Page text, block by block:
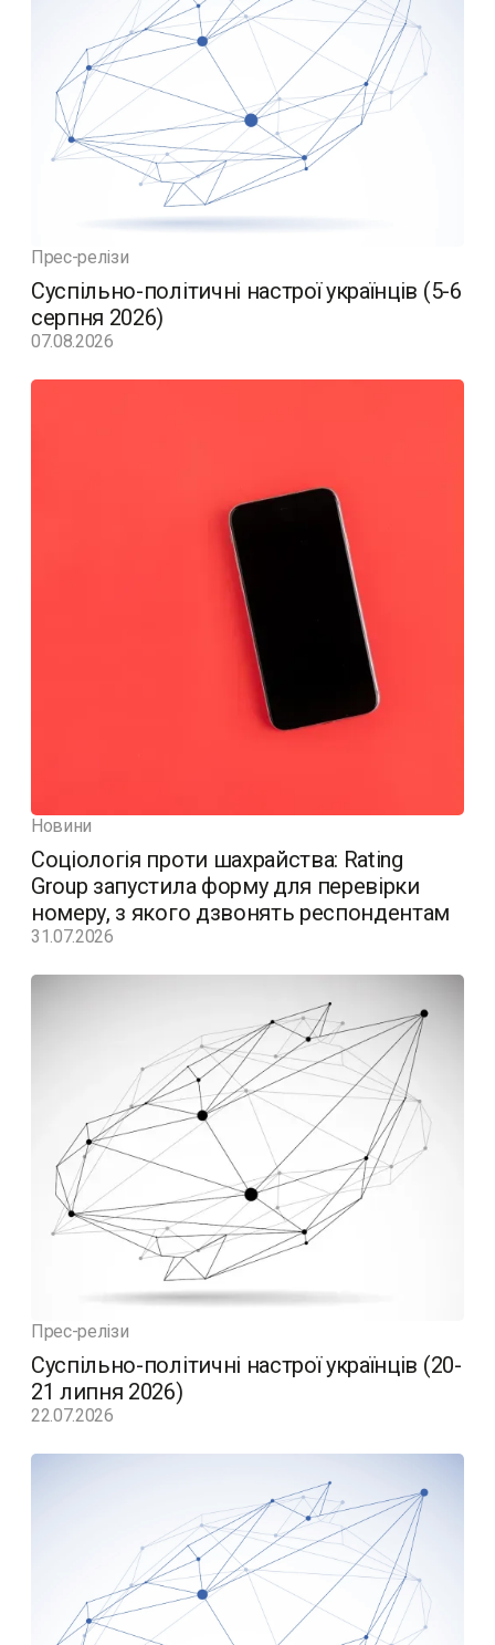
Прес-релізи
Суспільно-політичні настрої українців (5-6
серпня 2026)
07.08.2026
Новини
Соціологія проти шахрайства: Rating
Group запустила форму для перевірки
номеру, з якого дзвонять респондентам
31.07.2026
Прес-релізи
Суспільно-політичні настрої українців (20-
21 липня 2026)
22.07.2026